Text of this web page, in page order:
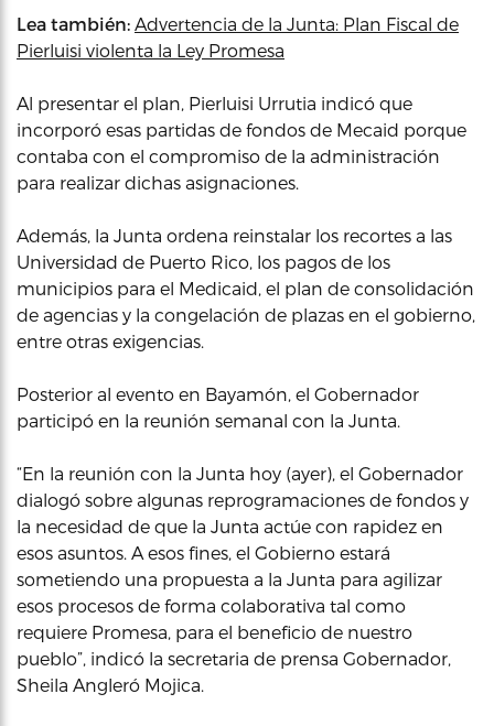
Lea también: Advertencia de la Junta: Plan Fiscal de
Pierluisi violenta la Ley Promesa
Al presentar el plan, Pierluisi Urrutia indicó que
incorporó esas partidas de fondos de Mecaid porque
contaba con el compromiso de la administración
para realizar dichas asignaciones.
Además, la Junta ordena reinstalar los recortes a las
Universidad de Puerto Rico, los pagos de los
municipios para el Medicaid, el plan de consolidación
de agencias y la congelación de plazas en el gobierno,
entre otras exigencias.
Posterior al evento en Bayamón, el Gobernador
participó en la reunión semanal con la Junta.
“En la reunión con la Junta hoy (ayer), el Gobernador
dialogó sobre algunas reprogramaciones de fondos y
la necesidad de que la Junta actúe con rapidez en
esos asuntos. A esos fines, el Gobierno estará
sometiendo una propuesta a la Junta para agilizar
esos procesos de forma colaborativa tal como
requiere Promesa, para el beneficio de nuestro
pueblo”, indicó la secretaria de prensa Gobernador,
Sheila Angleró Mojica.